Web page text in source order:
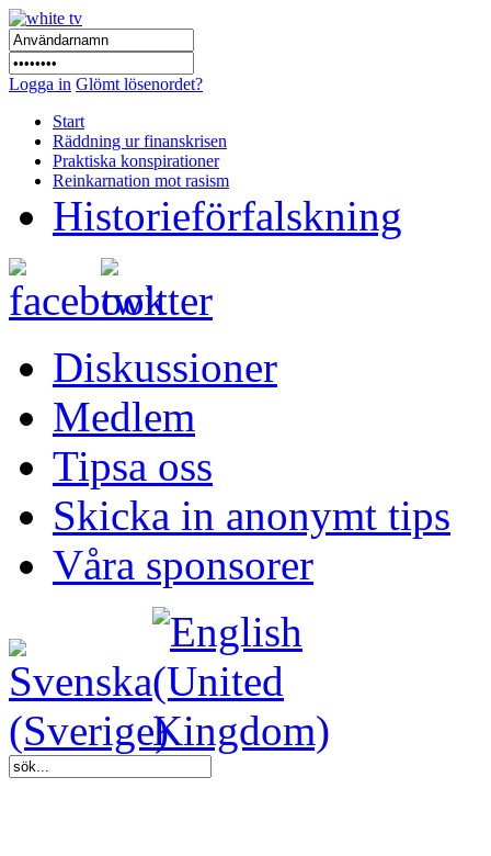
Logga in Glömt lösenordet?
Start
Räddning ur finanskrisen
Praktiska konspirationer
Reinkarnation mot rasism
Historieförfalskning
Diskussioner
Medlem
Tipsa oss
Skicka in anonymt tips
Våra sponsorer